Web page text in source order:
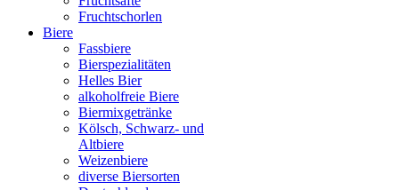
Fruchtschorlen
Biere
Fassbiere
Bierspezialitäten
Helles Bier
alkoholfreie Biere
Biermixgetränke
Kölsch, Schwarz- und
Altbiere
Weizenbiere
diverse Biersorten